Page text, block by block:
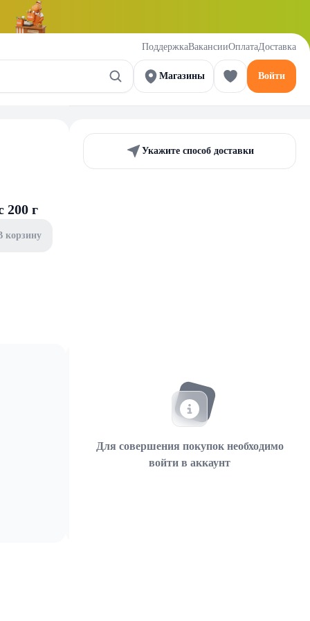
ПоддержкаВакансииОплатаДоставка
Магазины Войти
г
корзину
Укажите способ доставки
Для совершения покупок необходимо
войти в аккаунт